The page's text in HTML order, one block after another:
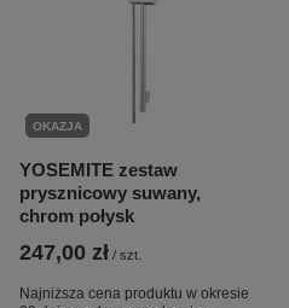
OKAZJA
YOSEMITE zestaw
prysznicowy suwany,
chrom połysk
247,00 zł / szt.
Najniższa cena produktu w okresie